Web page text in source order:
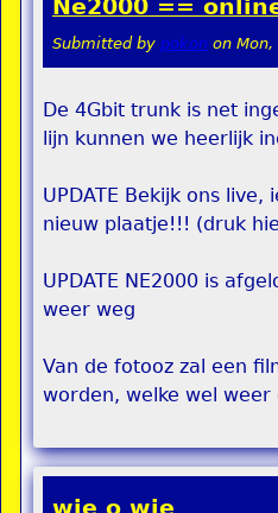
Ne2000 ==
Submitted by pokon on Mon,
De 4Gbit trunk is net
lijn kunnen we heerlijk
UPDATE Bekijk ons
nieuw plaatje!!! (druk
UPDATE NE2000 is
weer weg
Van de fotooz zal een
worden, welke wel weer